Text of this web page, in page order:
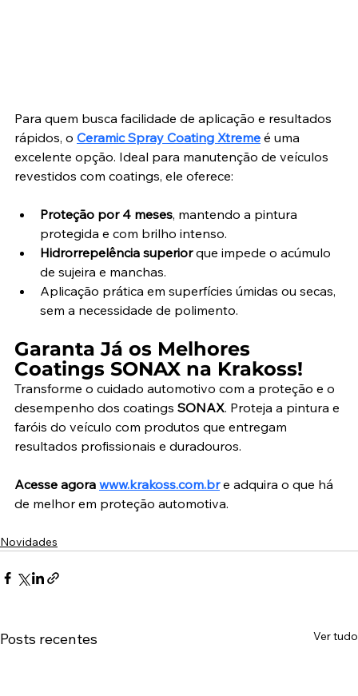
Para quem busca facilidade de aplicação e resultados
rápidos, o Ceramic Spray Coating Xtreme é uma
excelente opção. Ideal para manutenção de veículos
revestidos com coatings, ele oferece:
Proteção por 4 meses, mantendo a pintura
protegida e com brilho intenso.
Hidrorrepelência superior que impede o acúmulo
de sujeira e manchas.
Aplicação prática em superfícies úmidas ou secas,
sem a necessidade de polimento.
Garanta Já os Melhores
Coatings SONAX na Krakoss!
Transforme o cuidado automotivo com a proteção e o
desempenho dos coatings SONAX. Proteja a pintura e
faróis do veículo com produtos que entregam
resultados profissionais e duradouros.
Acesse agora www.krakoss.com.br e adquira o que há
de melhor em proteção automotiva.
Novidades
Posts recentes Ver tudo